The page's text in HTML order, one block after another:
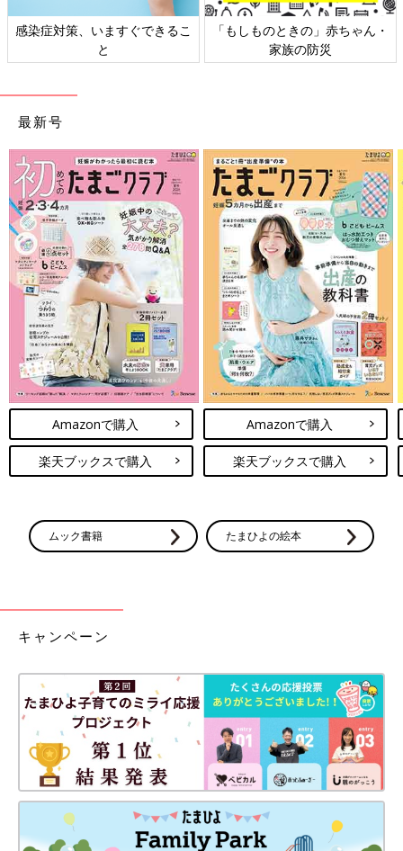
感染症対策、いますぐできるこ
と
「もしものときの」赤ちゃん・
家族の防災
最新号
Amazonで購入
楽天ブックスで購入
Amazonで購入
楽天ブックスで購入
ムック書籍 たまひよの絵本
キャンペーン